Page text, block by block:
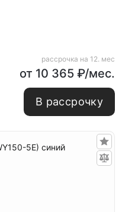
рассрочка на 12. мес
от 10 365 ₽/мес.
В рассрочку